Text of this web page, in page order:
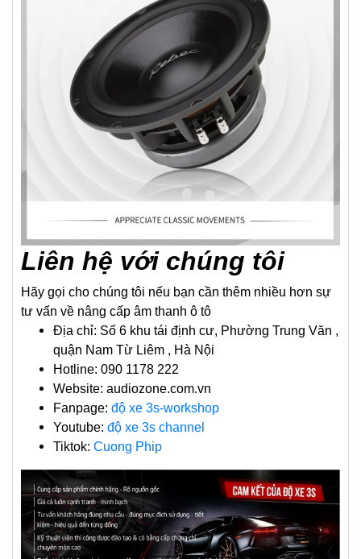
Liên hệ với chúng tôi
Hãy gọi cho chúng tôi nếu bạn cần thêm nhiều hơn sự
tư vấn về nâng cấp âm thanh ô tô
Địa chỉ: Số 6 khu tái định cư, Phường Trung Văn ,
quận Nam Từ Liêm , Hà Nội
Hotline: 090 1178 222
Website: audiozone.com.vn
Fanpage: độ xe 3s-workshop
Youtube: độ xe 3s channel
Tiktok: Cuong Phip